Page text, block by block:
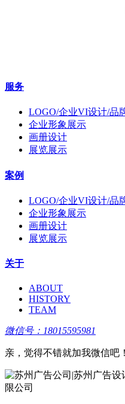
服务
LOGO/企业VI设计/品
企业形象展示
画册设计
展览展示
案例
LOGO/企业VI设计/品
企业形象展示
画册设计
展览展示
关于
ABOUT
HISTORY
TEAM
微信号：18015595981
亲，觉得不错就加我微信吧！